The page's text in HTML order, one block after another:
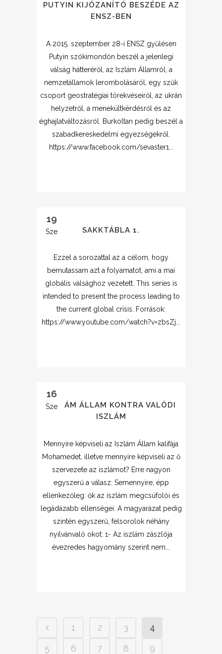
PUTYIN KIJÓZANÍTÓ BESZÉDE AZ
ENSZ-BEN
A 2015. szeptember 28-i ENSZ gyűlésen
Putyin szókimondón beszél a jelenlegi
válság hátteréről, az Iszlám Államról, a
nemzetállamok lerombolásáról, egy szűk
csoport geostratégiai törekvéseiről, az ukrán
helyzetről, a menekültkérdésről és az
éghajlatváltozásról. Burkoltan pedig beszél a
szabadkereskedelmi egyezségekről.
https://www.facebook.com/sevaster1...
19
Sze SAKKTÁBLA 1.
Ezzel a sorozattal az a célom, hogy
bemutassam azt a folyamatot, ami a mai
globális válsághoz vezetett. This series is
intended to present the process leading to
the current global crisis. Források:
https://www.youtube.com/watch?v=zbsZj...
16
Sze
ISZLÁM ÁLLAM KONTRA VALÓDI
ISZLÁM
Mennyire képviseli az Iszlám Állam kalifája
Mohamedet, illetve mennyire képviseli az ő
szervezete az iszlámot? Erre nagyon
egyszerű a válasz: Semennyire, épp
ellenkezőleg: ők az iszlám megcsúfolói és
legádázabb ellenségei. A magyarázat pedig
szintén egyszerű, felsorolok néhány
nyilvánvaló okot: 1- Az iszlám zászlója
évezredes hagyomány szerint nem...
1 2 3
4
5
6 7 8 9